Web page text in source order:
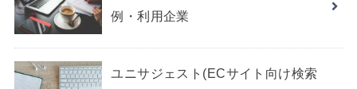
例・利用企業
ユニサジェスト(ECサイト向け検索